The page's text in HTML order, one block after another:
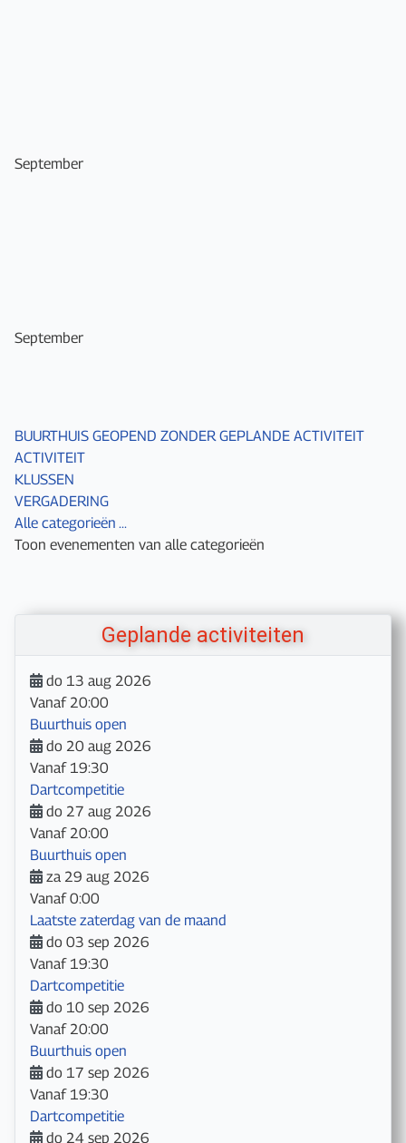
Geplande activiteiten
do 13 aug 2026
Vanaf 20:00
Buurthuis open
do 20 aug 2026
Vanaf 19:30
Dartcompetitie
do 27 aug 2026
Vanaf 20:00
Buurthuis open
za 29 aug 2026
Vanaf0:00
Laatste zaterdag van de maand
do 03 sep 2026
Vanaf 19:30
Dartcompetitie
do 10 sep 2026
Vanaf 20:00
Buurthuis open
do 17 sep 2026
Vanaf 19:30
Dartcompetitie
do 24 sep 2026
September
September
BUURTHUIS GEOPEND ZONDER GEPLANDE ACTIVITEIT
ACTIVITEIT
KLUSSEN
VERGADERING
Alle categorieën ...
Toon evenementen van alle categorieën